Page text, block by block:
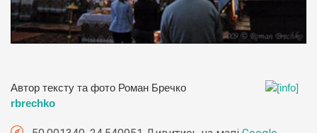
Автор тексту та фото Роман Бречко
rbrechko